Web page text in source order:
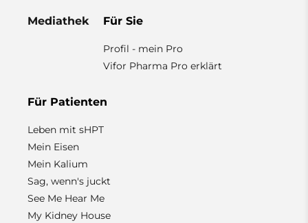
Mediathek Für Sie
Profil - mein Pro
Vifor Pharma Pro erklärt
Für Patienten
Leben mit sHPT
Mein Eisen
Mein Kalium
Sag, wenn's juckt
See Me Hear Me
My Kidney House